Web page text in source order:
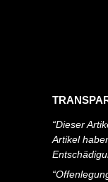
“Dieser
Artikel